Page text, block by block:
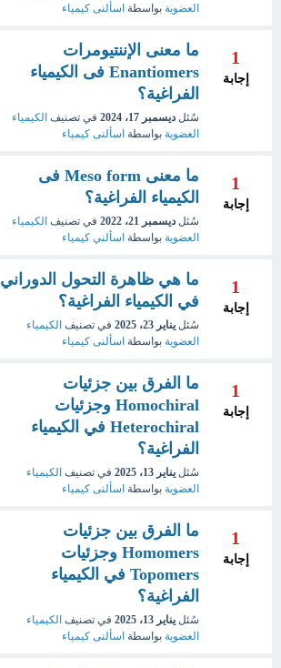
العضوية بواسطة اسألنى كيمياء
1
إجابة
ما معنى الإننتيومرات
Enantiomers فى الكيمياء
الفراغية؟
سُئل ديسمبر 17، 2024 في تصنيف الكيمياء
العضوية بواسطة اسألنى كيمياء
1
إجابة
ما معنى Meso form فى
الكيمياء الفراغية؟
سُئل ديسمبر 21، 2022 في تصنيف الكيمياء
العضوية بواسطة اسألني كيمياء
1
إجابة
ما هي ظاهرة التحول الدوراني
في الكيمياء الفراغية؟
سُئل يناير 23، 2025 في تصنيف الكيمياء
العضوية بواسطة اسألنى كيمياء
1
إجابة
ما الفرق بين جزئيات
Homochiral وجزئيات
Heterochiral في الكيمياء
الفراغية؟
سُئل يناير 13، 2025 في تصنيف الكيمياء
العضوية بواسطة اسألنى كيمياء
1
إجابة
ما الفرق بين جزئيات
Homomers وجزئيات
Topomers في الكيمياء
الفراغية؟
سُئل يناير 13، 2025 في تصنيف الكيمياء
العضوية بواسطة اسألنى كيمياء